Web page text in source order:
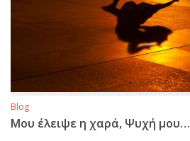
Blog
Μου έλειψε η χαρά, Ψυχή μου…